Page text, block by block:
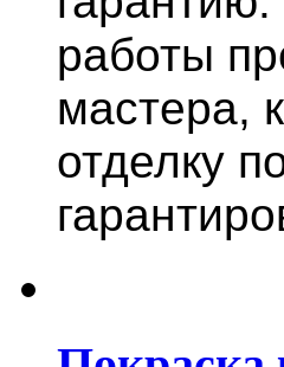
работы
мастера,
отделку